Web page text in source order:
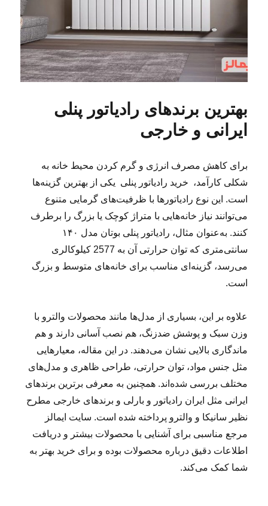
بهترین برندهای رادیاتور پنلی
ایرانی و خارجی
برای کاهش مصرف انرژی و گرم کردن محیط خانه به
شکلی کارآمد، خرید رادیاتور پنلی یکی از بهترین گزینه‌ها
است. این نوع رادیاتورها با ظرفیت‌های گرمایی متنوع
می‌توانند نیاز خانه‌هایی با متراژ کوچک یا بزرگ را برطرف
کنند. به‌عنوان مثال، رادیاتور پنلی بوتان مدل ۱۴۰
سانتی‌متری که توان حرارتی آن به 2577 کیلوکالری
می‌رسد، گزینه‌ای مناسب برای خانه‌های متوسط و بزرگ
است.
علاوه بر این، بسیاری از مدل‌ها مانند محصولات والترو با
وزن سبک و پوشش ضدزنگ، هم نصب آسانی دارند و هم
ماندگاری بالایی نشان می‌دهند. در این مقاله، معیارهایی
مثل جنس مواد، توان حرارتی، طراحی ظاهری و مدل‌های
مختلف بررسی شده‌اند. همچنین به معرفی برترین برندهای
ایرانی مثل ایران رادیاتور و بارلی و برندهای خارجی مطرح
نظیر سانیکا و والترو پرداخته شده است. سایت ایمالز
مرجع مناسبی برای آشنایی با محصولات بیشتر و دریافت
اطلاعات دقیق درباره محصولات بوده و برای خرید بهتر به
شما کمک می‌کند.